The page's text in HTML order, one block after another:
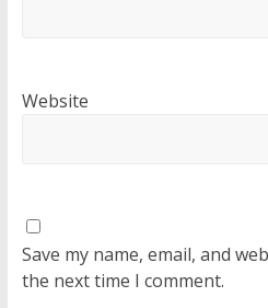
Website
Save my name, email, and
the next time I comment.